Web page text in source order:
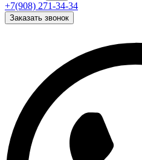
+7(908) 271-34-34
Заказать звонок